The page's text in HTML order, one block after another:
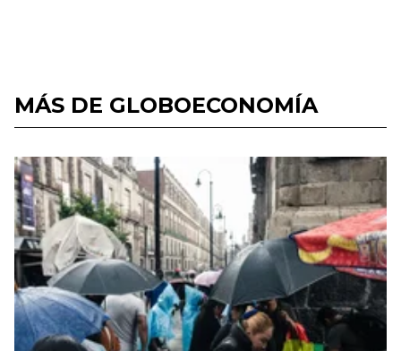
MÁS DE GLOBOECONOMÍA